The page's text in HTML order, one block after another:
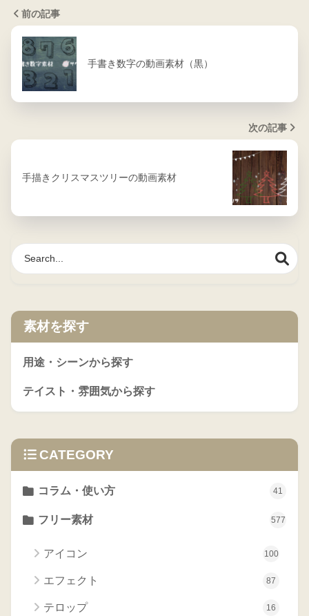
前の記事
手書き数字の動画素材（黒）
次の記事
手描きクリスマスツリーの動画素材
素材を探す
用途・シーンから探す
テイスト・雰囲気から探す
CATEGORY
コラム・使い方 41
フリー素材 577
アイコン 100
エフェクト 87
テロップ 16